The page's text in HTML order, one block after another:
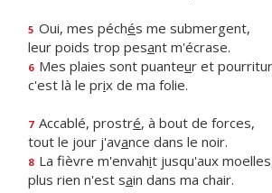
5 Oui, mes péchés me submergent,
leur poids trop pesant m'écrase.
6 Mes plaies sont puanteur et
c'est là le prix de ma folie.
7 Accablé, prostré, à bout de forces,
tout le jour j'avance dans le noir.
8 La fièvre m'envahit jusqu'aux
plus rien n'est sain dans ma chair.